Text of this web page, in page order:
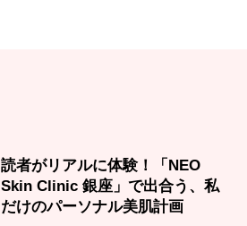
読者がリアルに体験！「NEO
Skin Clinic 銀座」で出合う、私
だけのパーソナル美肌計画